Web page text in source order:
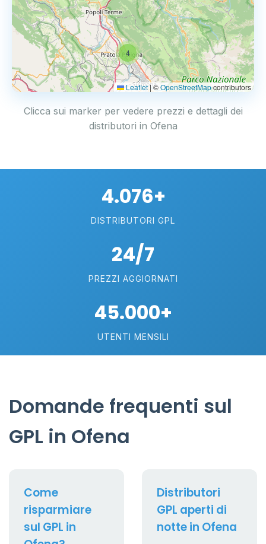
4
Leaflet|©OpenStreetMapcontributors
Clicca sui marker per vedere prezzi e dettagli dei
distributori in Ofena
4.076+
DISTRIBUTORI GPL
24/7
PREZZI AGGIORNATI
45.000+
UTENTI MENSILI
Domande frequenti sul
GPL in Ofena
Come
risparmiare
sul GPL in
Distributori
GPL aperti di
notte in Ofena